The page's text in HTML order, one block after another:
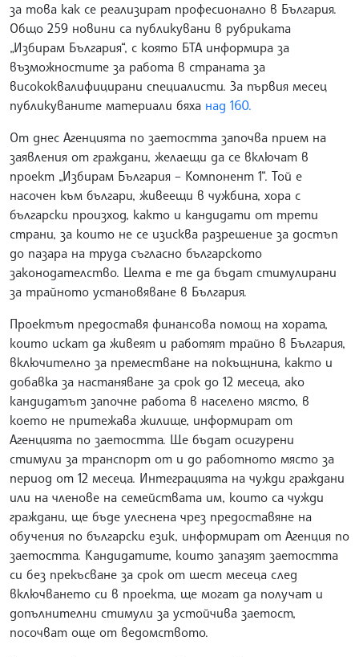
за това как се реализират професионално в България.
Общо 259 новини са публикувани в рубриката
„Избирам България“, с която БТА информира за
възможностите за работа в страната за
висококвалифицирани специалисти. За първия месец
публикуваните материали бяха над 160.
От днес Агенцията по заетостта започва прием на
заявления от граждани, желаещи да се включат в
проект „Избирам България – Компонент 1“. Той е
насочен към българи, живеещи в чужбина, хора с
български произход, както и кандидати от трети
страни, за които не се изисква разрешение за достъп
до пазара на труда съгласно българското
законодателство. Целта е те да бъдат стимулирани
за трайното установяване в България.
Проектът предоставя финансова помощ на хората,
които искат да живеят и работят трайно в България,
включително за преместване на покъщнина, както и
добавка за настаняване за срок до 12 месеца, ако
кандидатът започне работа в населено място, в
което не притежава жилище, информират от
Агенцията по заетостта. Ще бъдат осигурени
стимули за транспорт от и до работното място за
период от 12 месеца. Интеграцията на чужди граждани
или на членове на семействата им, които са чужди
граждани, ще бъде улеснена чрез предоставяне на
обучения по български език, информират от Агенция по
заетостта. Кандидатите, които запазят заетостта
си без прекъсване за срок от шест месеца след
включването си в проекта, ще могат да получат и
допълнителни стимули за устойчива заетост,
посочват още от ведомството.